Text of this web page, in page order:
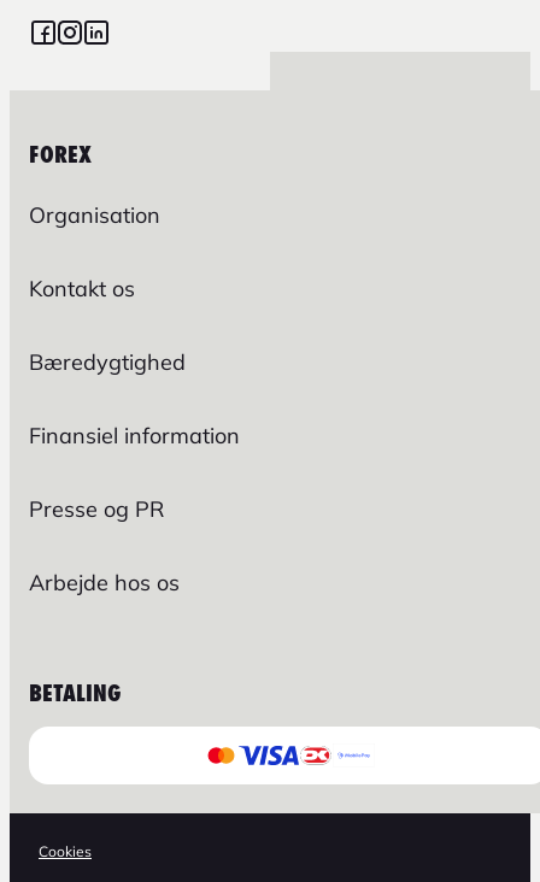
FOREX
Organisation
Kontakt os
Bæredygtighed
Finansiel information
Presse og PR
Arbejde hos os
BETALING
Cookies